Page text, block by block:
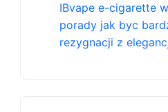
IBvape e-cigarette
porady jak byc
rezygnacji z